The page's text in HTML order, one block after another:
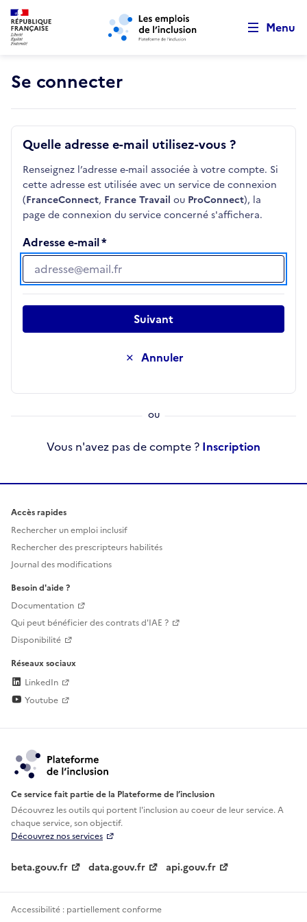
Aller au menu principal Aller au contenu principal
Menu
Se connecter
Quelle adresse e-mail utilisez-vous ?
Renseignez l’adresse e-mail associée à votre compte. Si
cette adresse est utilisée avec un service de connexion
(FranceConnect, France Travail ou ProConnect), la
page de connexion du service concerné s'affichera.
Adresse e-mail
Adresse e-mail
Annuler
Suivant
Vous n'avez pas de compte ? Inscription
Accès rapides
Rechercher un emploi inclusif
Rechercher des prescripteurs habilités
Journal des modifications
Besoin d'aide ?
Documentation
Qui peut bénéficier des contrats d'IAE ?
Disponibilité
Réseaux sociaux
LinkedIn
Youtube
Ce service fait partie de la Plateforme de l’inclusion
Découvrez les outils qui portent l'inclusion aucoeur de leur service. A
chaque service, son objectif.
Découvrez nos services
beta.gouv.fr data.gouv.fr api.gouv.fr
Accessibilité : partiellement conforme
Retour au début de la page
Panneau de gestion des cookies